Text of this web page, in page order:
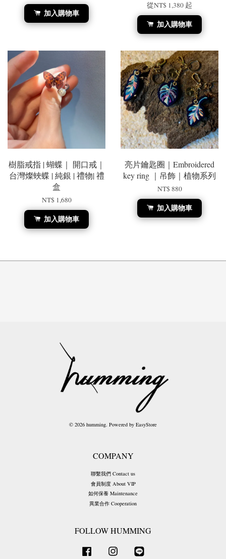
加入購物車
從NT$ 1,380 起
加入購物車
樹脂戒指 | 蝴蝶｜ 開口戒｜
台灣燦蛺蝶 | 純銀 | 禮物| 禮
盒
NT$ 1,680
加入購物車
亮片鑰匙圈｜Embroidered
key ring ｜吊飾｜植物系列
NT$ 880
加入購物車
© 2026 humming. Powered by EasyStore
COMPANY
聯繫我們 Contact us
會員制度 About VIP
如何保養 Maintenance
異業合作 Cooperation
FOLLOW HUMMING
Facebook Instagram